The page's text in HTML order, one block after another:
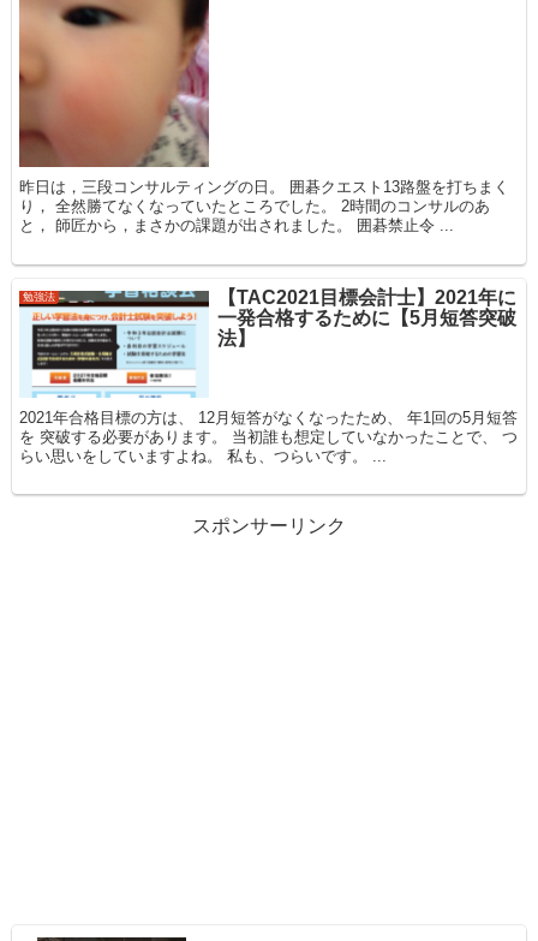
昨日は，三段コンサルティングの日。 囲碁クエスト13路盤を打ちまく
り， 全然勝てなくなっていたところでした。 2時間のコンサルのあ
と， 師匠から，まさかの課題が出されました。 囲碁禁止令 ...
勉強法
【TAC2021目標会計士】2021年に
一発合格するために【5月短答突破
法】
2021年合格目標の方は、 12月短答がなくなったため、 年1回の5月短答
を 突破する必要があります。 当初誰も想定していなかったことで、 つ
らい思いをしていますよね。 私も、つらいです。 ...
スポンサーリンク